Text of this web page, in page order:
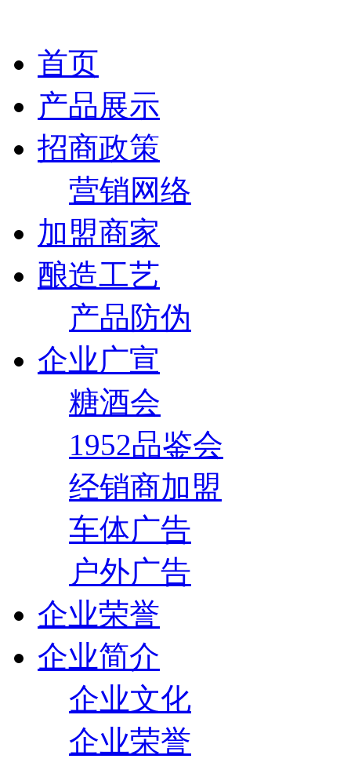
首页
产品展示
招商政策
营销网络
加盟商家
酿造工艺
产品防伪
企业广宣
糖酒会
1952品鉴会
经销商加盟
车体广告
户外广告
企业荣誉
企业简介
企业文化
企业荣誉